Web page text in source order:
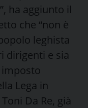
ha aggiunto il
che “non è
leghista
dirigenti e sia
Lega in
Da Re, già